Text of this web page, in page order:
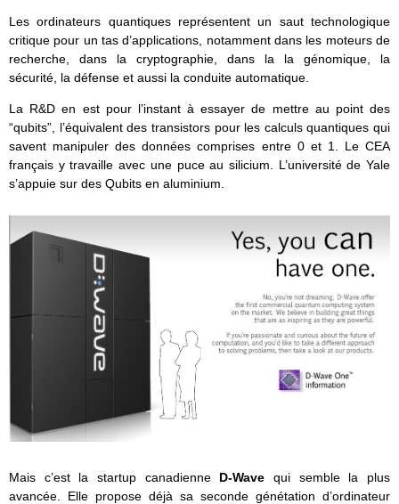
Les ordinateurs quantiques représentent un saut technologique
critique pour un tas d’applications, notamment dans les moteurs de
recherche, dans la cryptographie, dans la la génomique, la
sécurité, la défense et aussi la conduite automatique.
La R&D en est pour l’instant à essayer de mettre au point des
“qubits”, l’équivalent des transistors pour les calculs quantiques qui
savent manipuler des données comprises entre 0 et 1. Le CEA
français y travaille avec une puce au silicium. L’université de Yale
s’appuie sur des Qubits en aluminium.
Mais c’est la startup canadienne D-Wave qui semble la plus
avancée. Elle propose déjà sa seconde génétation d’ordinateur